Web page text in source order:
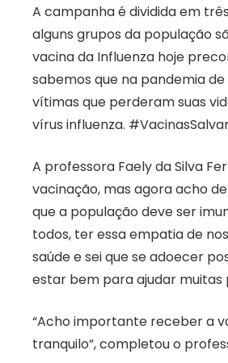
A campanha é dividida em
alguns grupos da população
vacina da Influenza hoje
sabemos que na pandemia
vítimas que perderam suas
vírus influenza.
A professora Faely da Silva
vacinação, mas agora acho
que a população deve ser
todos, ter essa empatia de
saúde e sei que se adoecer
estar bem para ajudar muitas
“Acho importante receber a
tranquilo”, completou o